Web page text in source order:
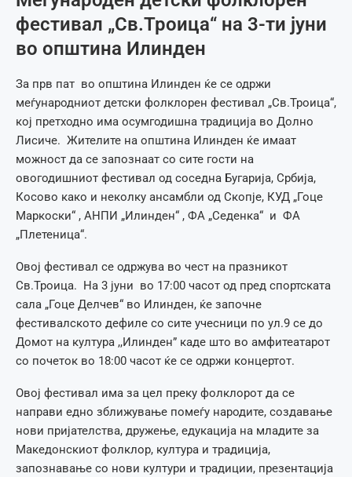
фестивал „Св.Троица“ на 3-ти јуни
во општина Илинден
За прв пат во општина Илинден ќе се одржи
меѓународниот детски фолклорен фестивал „Св.Троица“,
кој претходно има осумгодишна традиција во Долно
Лисиче. Жителите на општина Илинден ќе имаат
можност да се запознаат со сите гости на
овогодишниот фестивал од соседна Бугарија, Србија,
Косово како и неколку ансамбли од Скопје, КУД „Гоце
Маркоски“ , АНПИ „Илинден“ , ФА „Седенка“ и ФА
„Плетеница“.
Овој фестивал се одржува во чест на празникот
Св.Троица. На 3 јуни во 17:00 часот од прeд спортската
сала „Гоце Делчев“ во Илинден, ќе започне
фестивалското дефиле со сите учесници по ул.9 се до
Домот на култура ,,Илинден” каде што во амфитеатарот
со почеток во 18:00 часот ќе се одржи концертот.
Овој фестивал има за цел преку фолклорот да се
направи едно зближување помеѓу народите, создавање
нови пријателства, дружење, едукација на младите за
Македонскиот фолклор, култура и традиција,
запознавање со нови култури и традиции, презентација